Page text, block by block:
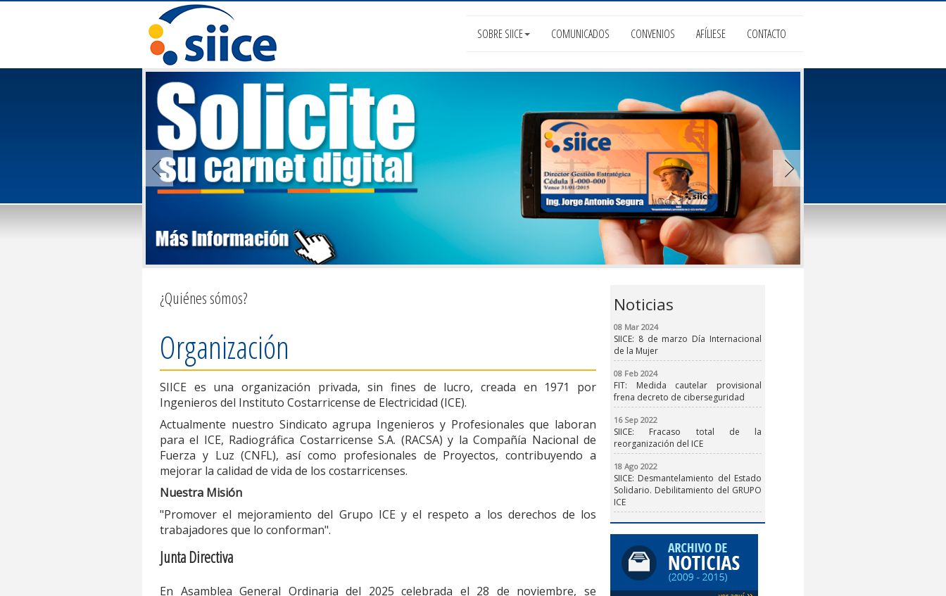
SOBRE SIICE COMUNICADOS CONVENIOS AFÍLIESE CONTACTO
¿Quiénes sómos?
Organización
SIICE es una organización privada, sin fines de lucro, creada en 1971 por
Ingenieros del Instituto Costarricense de Electricidad (ICE).
Actualmente nuestro Sindicato agrupa Ingenieros y Profesionales que laboran
para el ICE, Radiográfica Costarricense S.A. (RACSA) y la Compañía Nacional de
Fuerza y Luz (CNFL), así como profesionales de Proyectos, contribuyendo a
mejorar la calidad de vida de los costarricenses.
Nuestra Misión
"Promover el mejoramiento del Grupo ICE y el respeto a los derechos de los
trabajadores que lo conforman".
Junta Directiva
En Asamblea General Ordinaria del 2025 celebrada el 28 de noviembre, se
Noticias
08 Mar 2024
SIICE: 8 de marzo Día Internacional
de la Mujer
08 Feb 2024
FIT: Medida cautelar provisional
frena decreto de ciberseguridad
16 Sep 2022
SIICE: Fracaso total de la
reorganización del ICE
18 Ago 2022
SIICE: Desmantelamiento del Estado
Solidario. Debilitamiento del GRUPO
ICE